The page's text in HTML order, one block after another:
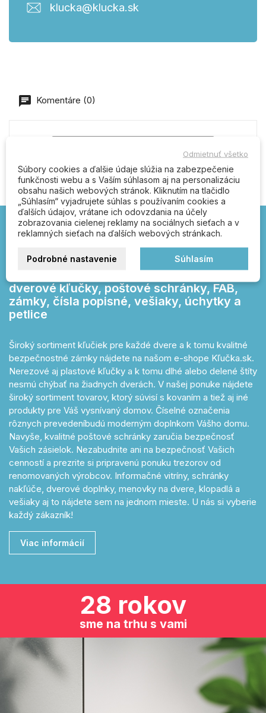
klucka@klucka.sk
Komentáre (0)
Buďte prvý kto napíše recenziu
Kľučka.sk – otvárajte
správnou kľučkou!
dverové kľučky, poštové schránky, FAB,
zámky, čísla popisné, vešiaky, úchytky a
petlice
Široký sortiment kľučiek pre každé dvere a k tomu kvalitné
bezpečnostné zámky nájdete na našom e-shope Kľučka.sk.
Nerezové aj plastové kľučky a k tomu dlhé alebo delené štíty
nesmú chýbať na žiadnych dverách. V našej ponuke nájdete
široký sortiment tovarov, ktorý súvisí s kovaním a tiež aj iné
produkty pre Váš vysnívaný domov. Číselné označenia
rôznych prevedeníbudú moderným doplnkom Vášho domu.
Navyše, kvalitné poštové schránky zaručia bezpečnosť
Vašich zásielok. Nezabudnite ani na bezpečnosť Vašich
cenností a prezrite si pripravenú ponuku trezorov od
renomovaných výrobcov. Informačné vitríny, schránky
nakľúče, dverové doplnky, menovky na dvere, klopadlá a
vešiaky aj to nájdete sem na jednom mieste. U nás si vyberie
každý zákazník!
Viac informácií
28 rokov
sme na trhu s vami
Odmietnuť všetko
Súbory cookies a ďalšie údaje slúžia na zabezpečenie
funkčnosti webu a s Vaším súhlasom aj na personalizáciu
obsahu našich webových stránok. Kliknutím na tlačidlo
„Súhlasím“ vyjadrujete súhlas s používaním cookies a
ďalších údajov, vrátane ich odovzdania na účely
zobrazovania cielenej reklamy na sociálnych sieťach a v
reklamných sieťach na ďalších webových stránkach.
Podrobné nastavenie Súhlasím